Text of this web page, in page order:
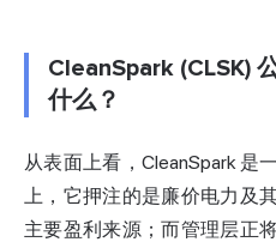
CleanSpark (CLSK)
什么？
从表面上看，CleanSpark 是
上，它押注的是廉价电力及
主要盈利来源；而管理层正